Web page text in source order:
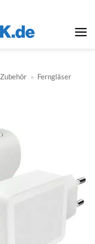
Zubehör » Ferngläser